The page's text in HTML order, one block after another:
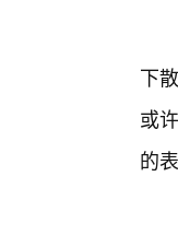
下
或
的